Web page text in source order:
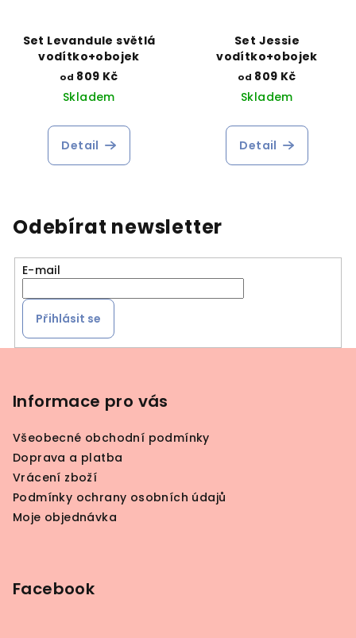
Set Levandule světlá
vodítko+obojek
od 809 Kč
Skladem
Detail
Set Jessie
vodítko+obojek
od 809 Kč
Skladem
Detail
Odebírat newsletter
E-mail
Přihlásit se
Informace pro vás
Všeobecné obchodní podmínky
Doprava a platba
Vrácení zboží
Podmínky ochrany osobních údajů
Moje objednávka
Facebook